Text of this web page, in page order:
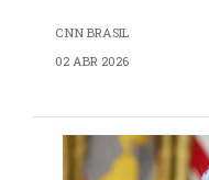
CNN BRASIL
02 ABR 2026